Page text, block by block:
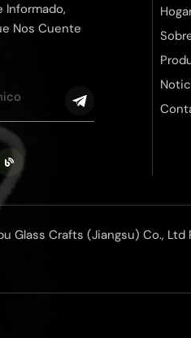
Informado,
Nos Cuente
Glass Crafts (Jiangsu) Co.,